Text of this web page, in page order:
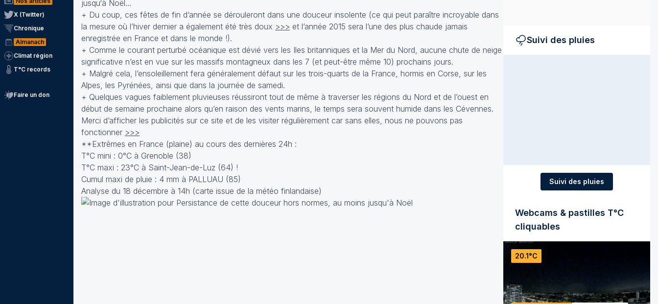
X (Twitter)
Chronique
Almanach
Climat région
T°C records
Faire un don
jusqu‘à Noël…
+ Du coup, ces fêtes de fin d’année se dérouleront dans une douceur insolente (ce qui peut paraître incroyable dans
la mesure où l’hiver dernier a également été très doux >>> et l’année 2015 sera l’une des plus chaude jamais
enregistrée en France et dans le monde !).
+ Comme le courant perturbé océanique est dévié vers les Iles britanniques et la Mer du Nord, aucune chute de neige
significative n’est en vue sur les massifs montagneux dans les 7 (et peut-être même 10) prochains jours.
+ Malgré cela, l’ensoleillement fera généralement défaut sur les trois-quarts de la France, hormis en Corse, sur les
Alpes, les Pyrénées, ainsi que dans la journée de samedi.
+ Quelques vagues faiblement pluvieuses réussiront tout de même à traverser les régions du Nord et de l’ouest en
début de semaine prochaine alors qu’en raison des vents marins, le temps sera souvent humide dans les Cévennes.
Merci d’afficher les publicités sur ce site et de les visiter régulièrement car sans elles, nous ne pouvons pas
fonctionner >>>
**Extrêmes en France (plaine) au cours des dernières 24h :
T°C mini : 0°C à Grenoble (38)
T°C maxi : 23°C à Saint-Jean-de-Luz (64) !
Cumul maxi de pluie : 4 mm à PALLUAU (85)
Analyse du 18 décembre à 14h (carte issue de la météo finlandaise)
Suivi des pluies
Suivi des pluies
Webcams & pastilles T°C
cliquables
20.1°C